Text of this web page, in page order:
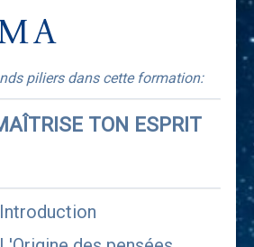
piliers dans cette formation: